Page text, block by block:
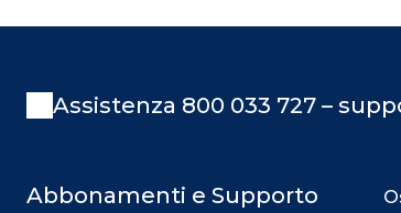
Assistenza 800 033 727 –
Abbonamenti e Supporto